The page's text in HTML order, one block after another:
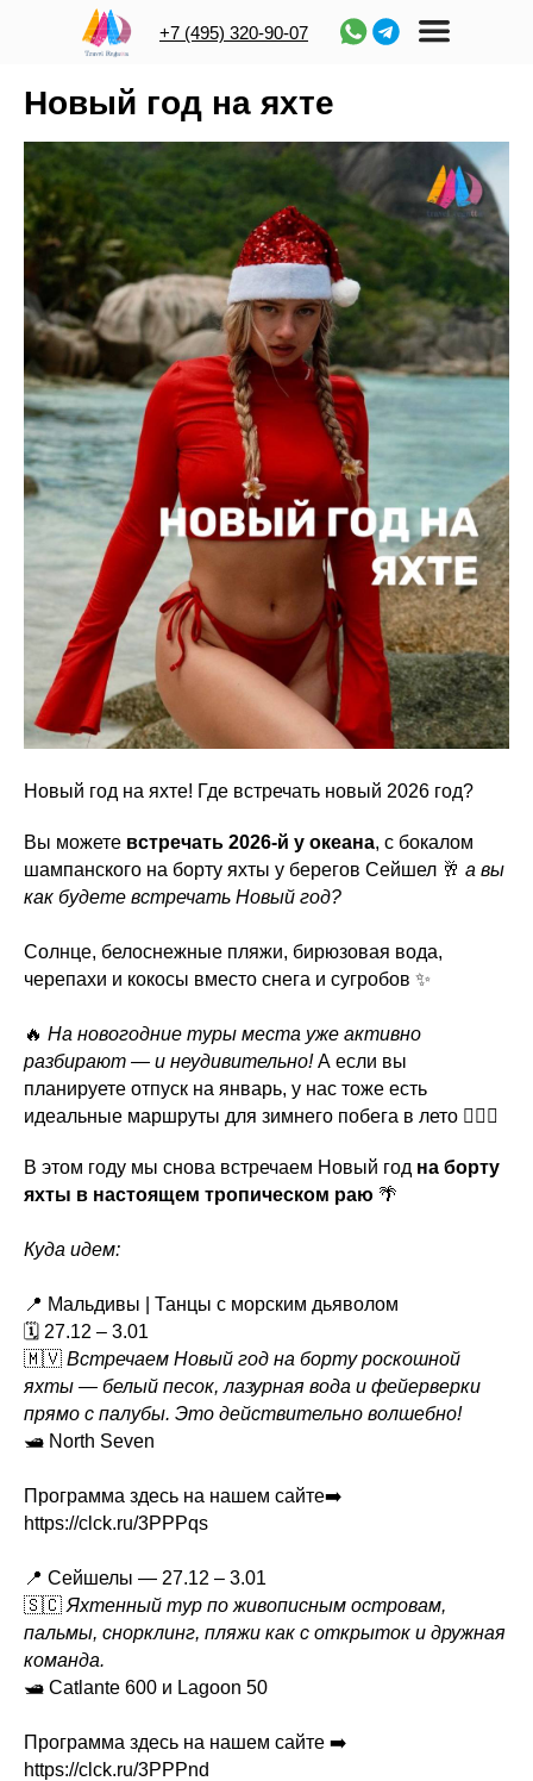
+7 (495) 320-90-07
Новый год на яхте
Новый год на яхте! Где встречать новый 2026 год?
Вы можете встречать 2026-й у океана, с бокалом
шампанского на борту яхты у берегов Сейшел 🥂 а вы
как будете встречать Новый год?
Солнце, белоснежные пляжи, бирюзовая вода,
черепахи и кокосы вместо снега и сугробов ✨
🔥 На новогодние туры места уже активно
разбирают — и неудивительно!А если вы
планируете отпуск на январь, у нас тоже есть
идеальные маршруты для зимнего побега в лето 🏃🏻‍♀️
В этом году мы снова встречаем Новый год на борту
яхты в настоящем тропическом раю 🌴
Куда идем:
📍 Мальдивы | Танцы с морским дьяволом
🗓️ 27.12 – 3.01
🇲🇻 Встречаем Новый год на борту роскошной
яхты — белый песок, лазурная вода и фейерверки
прямо с палубы. Это действительно волшебно!
🛥️ North Seven
Программа здесь на нашем сайте➡️
https://clck.ru/3PPPqs
📍 Сейшелы — 27.12 – 3.01
🇸🇨 Яхтенный тур по живописным островам,
пальмы, снорклинг, пляжи как с открыток и дружная
команда.
🛥️ Catlante 600 и Lagoon 50
Программа здесь на нашем сайте ➡️
https://clck.ru/3PPPnd